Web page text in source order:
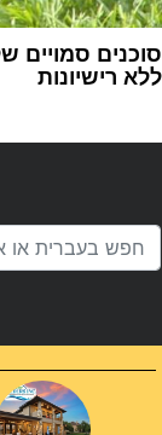
ללא רישיונות